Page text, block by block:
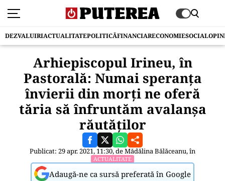
DEZVALUIRIACTUALITATEPOLITICĂFINANCIARECONOMIESOCIAL
Arhiepiscopul Irineu, în
Pastorală: Numai speranţa
învierii din morţi ne oferă
tăria să înfruntăm avalanşa
răutăţilor
Publicat: 29 apr. 2021, 11:30, deMădălina Bălăceanu, în
ACTUALITATE
Adaugă-ne ca sursă preferată în Google